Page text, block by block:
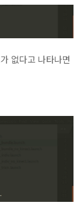
없다고 나타나면